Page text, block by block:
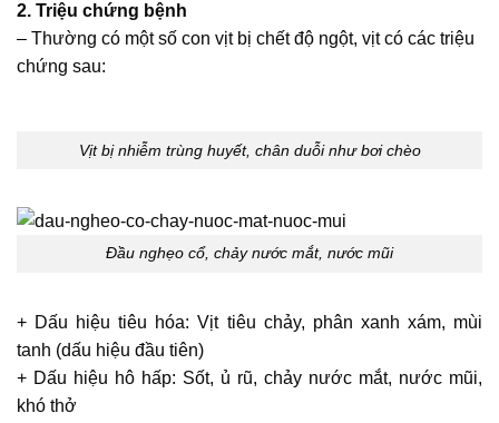
2. Triệu chứng bệnh
– Thường có một số con vịt bị chết độ ngột, vịt có các triệu
chứng sau:
Vịt bị nhiễm trùng huyết, chân duỗi như bơi chèo
Đầu nghẹo cổ, chảy nước mắt, nước mũi
+ Dấu hiệu tiêu hóa: Vịt tiêu chảy, phân xanh xám, mùi
tanh (dấu hiệu đầu tiên)
+ Dấu hiệu hô hấp: Sốt, ủ rũ, chảy nước mắt, nước mũi,
khó thở